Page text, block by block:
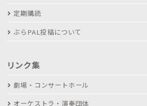
定期購読
ぶらPAL投稿について
リンク集
劇場・コンサートホール
オーケストラ・演奏団体